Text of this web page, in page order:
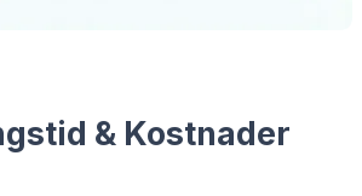
& Kostnader